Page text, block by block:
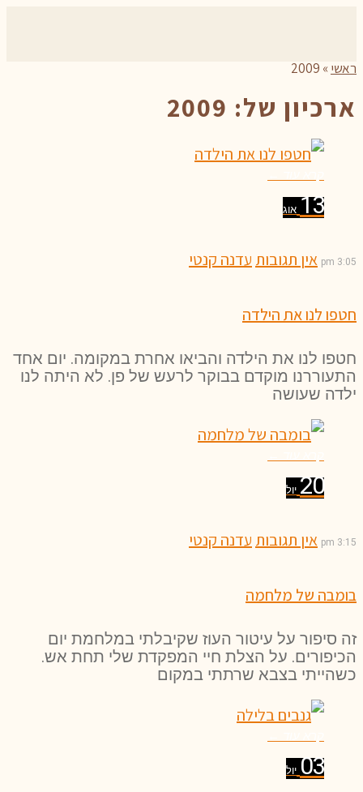
ראשי»
2009
ארכיון של: 2009
13 אוג
3:05 pm אין תגובות עדנה קנטי
חטפו לנו את הילדה
חטפו לנו את הילדה והביאו אחרת במקומה. יום אחד
התעוררנו מוקדם בבוקר לרעש של פן. לא היתה לנו
ילדה שעושה
20 יול
3:15 pm אין תגובות עדנה קנטי
בומבה של מלחמה
זה סיפור על עיטור העוז שקיבלתי במלחמת יום
הכיפורים. על הצלת חיי המפקדת שלי תחת אש.
כשהייתי בצבא שרתתי במקום
03 יול